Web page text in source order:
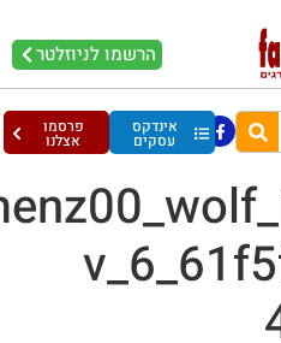
הרשמו לניוזלטר
אינדקס
עסקים
פרסמו
אצלנו